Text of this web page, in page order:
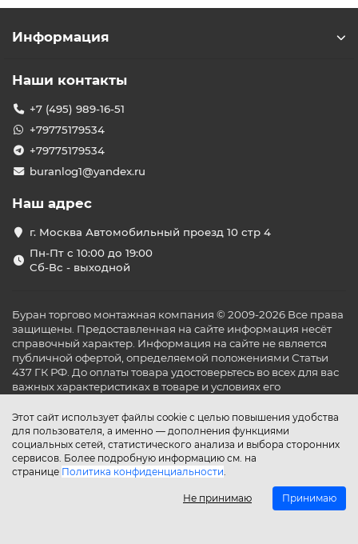
Этот сайт использует файлы cookie с целью повышения удобства
для пользователя, а именно — дополнения функциями
социальных сетей, статистического анализа и выбора сторонних
сервисов. Более подробную информацию см. на
странице Политика конфиденциальности.
Не принимаю Принимаю
Информация
Наши контакты
+7 (495) 989-16-51
+79775179534
+79775179534
buranlog1@yandex.ru
Наш адрес
г. Москва Автомобильный проезд 10 стр 4
Пн-Пт с 10:00 до 19:00
Сб-Вс - выходной
Буран торгово монтажная компания © 2009-2026 Все права
защищены. Предоставленная на сайте информация несёт
справочный характер. Информация на сайте не является
публичной офертой, определяемой положениями Статьи
437 ГК РФ. До оплаты товара удостоверьтесь во всех для вас
важных характеристиках в товаре и условиях его